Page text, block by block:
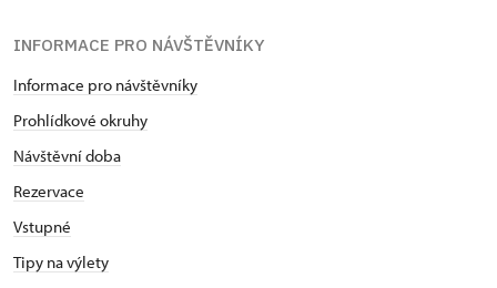
INFORMACE PRO NÁVŠTĚVNÍKY
Informace pro návštěvníky
Prohlídkové okruhy
Návštěvní doba
Rezervace
Vstupné
Tipy na výlety